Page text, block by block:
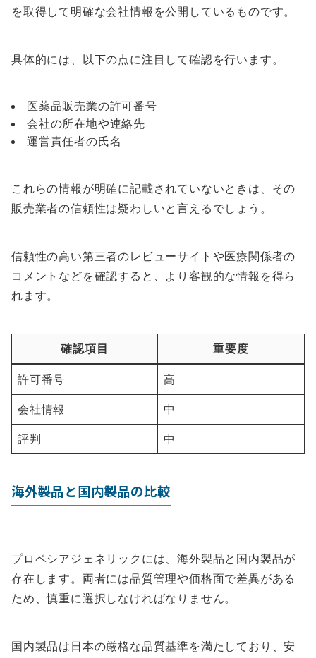
を取得して明確な会社情報を公開しているものです。
具体的には、以下の点に注目して確認を行います。
医薬品販売業の許可番号
会社の所在地や連絡先
運営責任者の氏名
これらの情報が明確に記載されていないときは、その
販売業者の信頼性は疑わしいと言えるでしょう。
信頼性の高い第三者のレビューサイトや医療関係者の
コメントなどを確認すると、より客観的な情報を得ら
れます。
確認項目 重要度
許可番号 高
会社情報 中
評判 中
海外製品と国内製品の比較
プロペシアジェネリックには、海外製品と国内製品が
存在します。両者には品質管理や価格面で差異がある
ため、慎重に選択しなければなりません。
国内製品は日本の厳格な品質基準を満たしており、安